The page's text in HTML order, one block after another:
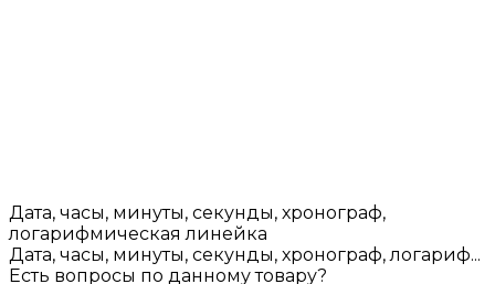
Дата, часы, минуты, секунды, хронограф,
логарифмическая линейка
Дата, часы, минуты, секунды, хронограф, логариф...
Есть вопросы по данному товару?